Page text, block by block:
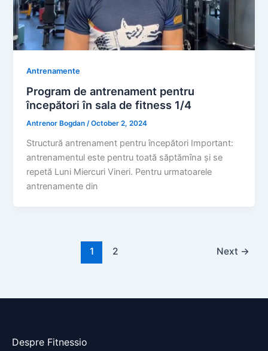
Antrenamente
Program de antrenament pentru
începători în sala de fitness 1/4
Antrenor Bogdan/October 2, 2024
Structură antrenament pentru începători Important:
antrenamentul este pentru toată săptămîna și se
repetă Luni Miercuri Vineri. Pentru urmatoarele
antrenamente din
1 2 Next →
Despre Fitnessio